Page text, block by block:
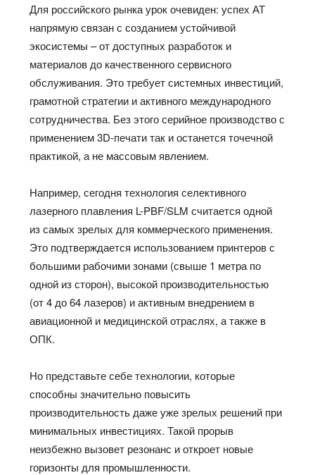
Для российского рынка урок очевиден: успех АТ
напрямую связан с созданием устойчивой
экосистемы – от доступных разработок и
материалов до качественного сервисного
обслуживания. Это требует системных инвестиций,
грамотной стратегии и активного международного
сотрудничества. Без этого серийное производство с
применением 3D-печати так и останется точечной
практикой, а не массовым явлением.
Например, сегодня технология селективного
лазерного плавления L-PBF/SLM считается одной
из самых зрелых для коммерческого применения.
Это подтверждается использованием принтеров с
большими рабочими зонами (свыше 1 метра по
одной из сторон), высокой производительностью
(от 4 до 64 лазеров) и активным внедрением в
авиационной и медицинской отраслях, а также в
ОПК.
Но представьте себе технологии, которые
способны значительно повысить
производительность даже уже зрелых решений при
минимальных инвестициях. Такой прорыв
неизбежно вызовет резонанс и откроет новые
горизонты для промышленности.